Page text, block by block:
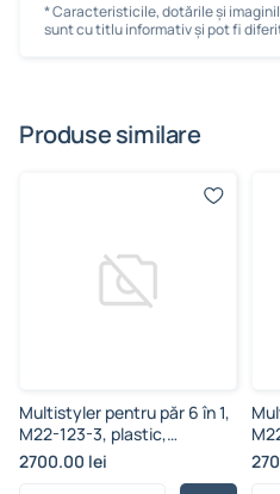
* Caracteristicile, dotările și
sunt cu titlu informativ și pot fi
Produse similare
Multistyler pentru păr 6 în 1,
M22-123-3, plastic,
albastru-roz, 1300 W
2700.00 lei